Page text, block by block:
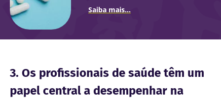
Saiba mais...
3. Os profissionais de saúde têm um
papel central a desempenhar na